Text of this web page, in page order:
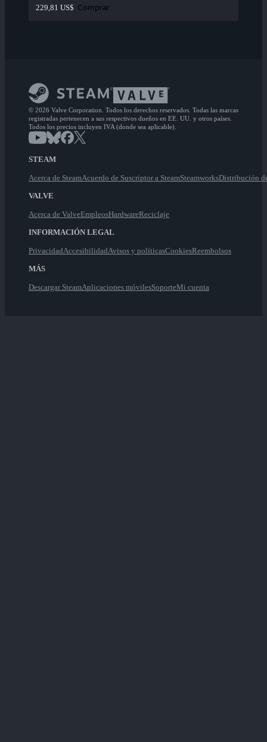
229,81 US$ Comprar
© 2026 Valve Corporation. Todos los derechos reservados. Todas las marcas
registradas pertenecen a sus respectivos dueños en EE. UU. y otros países.
Todos los precios incluyen IVA (donde sea aplicable).
STEAM
Acerca de SteamAcuerdo de Suscriptor a SteamSteamworksDistribución
VALVE
Acerca de ValveEmpleosHardwareReciclaje
INFORMACIÓN LEGAL
PrivacidadAccesibilidadAvisos y políticasCookiesReembolsos
MÁS
Descargar SteamAplicaciones móvilesSoporteMi cuenta